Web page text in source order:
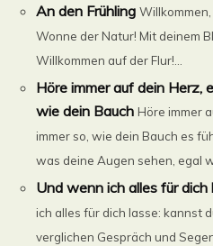
An den Frühling
Wonne der Natur! Mit deinem
Willkommen auf der Flur!...
Höre immer auf dein Herz,
wie dein Bauch Höre immer
immer so, wie dein Bauch es
was deine Augen sehen, egal
Und wenn ich alles für dich
ich alles für dich lasse: kannst
verglichen Gespräch und